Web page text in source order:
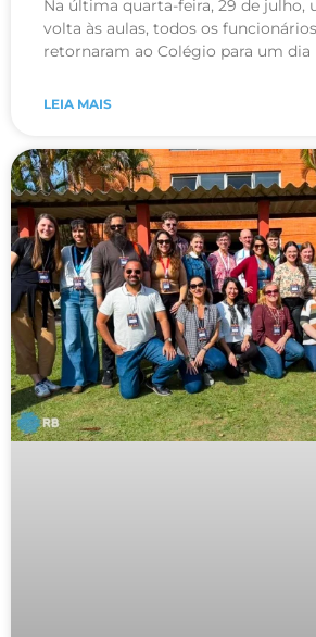
Na última quarta-feira, 29 de julho,
volta às aulas, todos os
retornaram ao Colégio para um dia
LEIA MAIS